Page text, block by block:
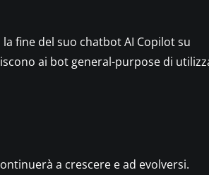
fine del suo chatbot AI Copilot su
ai bot general-purpose di
a crescere e ad evolversi.